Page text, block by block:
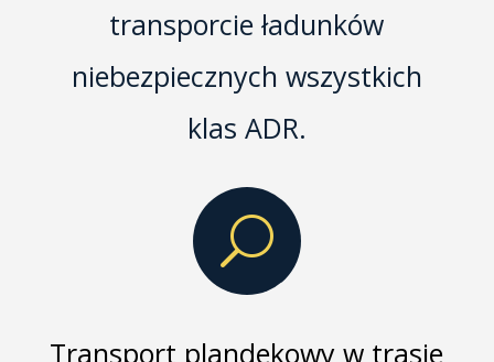
transporcie ładunków
niebezpiecznych wszystkich
klas ADR.
U
Transport plandekowy w trasie